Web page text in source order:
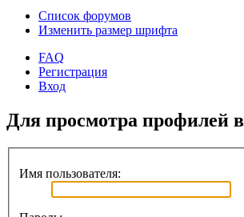
Список форумов
Изменить размер шрифта
FAQ
Регистрация
Вход
Для просмотра профилей
Имя пользователя: